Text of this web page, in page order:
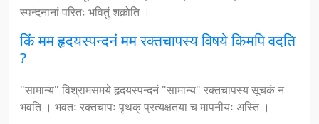
स्पन्दनानां परितः भवितुं शक्नोति ।
किं मम हृदयस्पन्दनं मम रक्तचापस्य विषये किमपि वदति
?
"सामान्य" विश्रामसमये हृदयस्पन्दनं "सामान्य" रक्तचापस्य सूचकं न
भवति । भवतः रक्तचापः पृथक् प्रत्यक्षतया च मापनीयः अस्ति ।